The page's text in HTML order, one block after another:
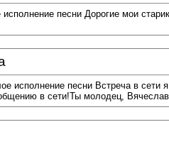
песни Дорогие мои
исполнение песни Встреча в
в сети!Ты молодец,